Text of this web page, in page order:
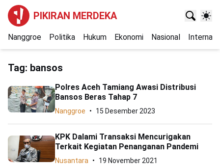
PIKIRAN MERDEKA
Nanggroe Politika Hukum Ekonomi Nasional
Tag: bansos
Polres Aceh Tamiang Awasi Distribusi
Bansos Beras Tahap 7
Nanggroe 15 Desember 2023
KPK Dalami Transaksi Mencurigakan
Terkait Kegiatan Penanganan Pandemi
Nusantara 19 November 2021